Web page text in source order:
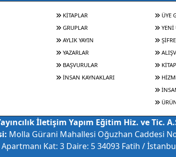
KİTAPLAR
GRUPLAR
AYLIK YAYIN
YAZARLAR
BAŞVURULAR
İNSAN KAYNAKLARI
ÜYE
YENİ
İletişim Yapım Eğitim Hiz. ve Tic.
Molla Gürani Mahallesi Oğuzhan Caddesi
Kat: 3 Daire: 5 34093 Fatih /